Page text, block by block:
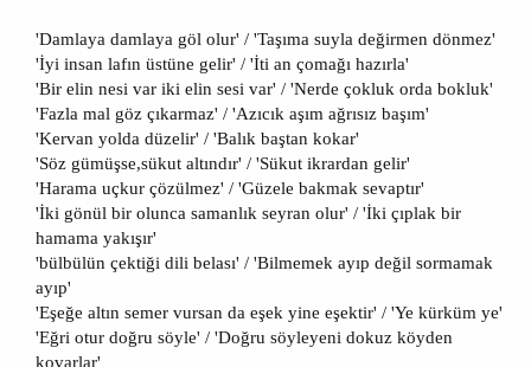
n
r
i
h
i
'Damlaya damlaya göl olur' / 'Taşıma suyla değirmen dönmez'
'İyi insan lafın üstüne gelir' / 'İti an çomağı hazırla'
'Bir elin nesi var iki elin sesi var' / 'Nerde çokluk orda bokluk'
'Fazla mal göz çıkarmaz' / 'Azıcık aşım ağrısız başım'
'Kervan yolda düzelir' / 'Balık baştan kokar'
'Söz gümüşse,sükut altındır' / 'Sükut ikrardan gelir'
'Harama uçkur çözülmez' / 'Güzele bakmak sevaptır'
'İki gönül bir olunca samanlık seyran olur' / 'İki çıplak bir
hamama yakışır'
'bülbülün çektiği dili belası' / 'Bilmemek ayıp değil sormamak
ayıp'
'Eşeğe altın semer vursan da eşek yine eşektir' / 'Ye kürküm ye'
'Eğri otur doğru söyle' / 'Doğru söyleyeni dokuz köyden
kovarlar'